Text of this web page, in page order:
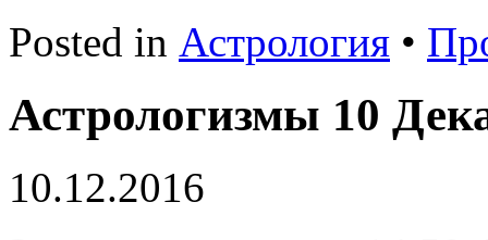
Posted in Астрология •
Астрологизмы 10
10.12.2016